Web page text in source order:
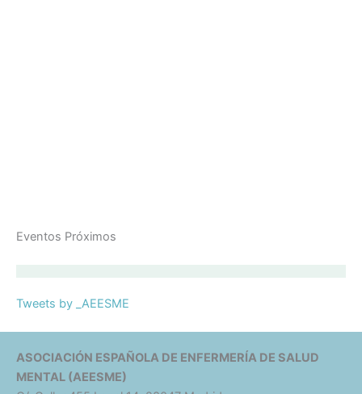
Eventos Próximos
Tweets by _AEESME
ASOCIACIÓN ESPAÑOLA DE ENFERMERÍA DE SALUD
MENTAL (AEESME)